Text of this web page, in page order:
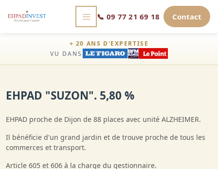
📞 09 77 21 69 18 Contact
+ 20 ANS D'EXPERTISE
VU DANS
EHPAD "SUZON". 5,80 %
EHPAD proche de Dijon de 88 places avec unité ALZHEIMER.
Il bénéficie d'un grand jardin et de trouve proche de tous les
commerces et transport.
Article 605 et 606 à la charge du gestionnaire.